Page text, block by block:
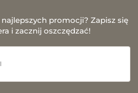
promocji? Zapisz się
i zacznij oszczędzać!